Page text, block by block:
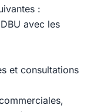
:
avec les
et consultations